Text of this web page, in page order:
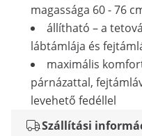
magassága 60 - 76
állítható – a
lábtámlája és
maximális
párnázattal,
levehető fedéllel
Szállítási